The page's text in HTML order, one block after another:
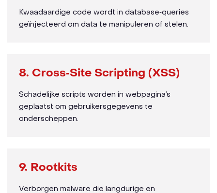
Kwaadaardige code wordt in database‑queries
geïnjecteerd om data te manipuleren of stelen.
8. Cross‑Site Scripting (XSS)
Schadelijke scripts worden in webpagina’s
geplaatst om gebruikersgegevens te
onderscheppen.
9. Rootkits
Verborgen malware die langdurige en